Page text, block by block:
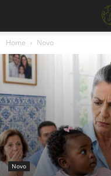
Home Novo
Novo